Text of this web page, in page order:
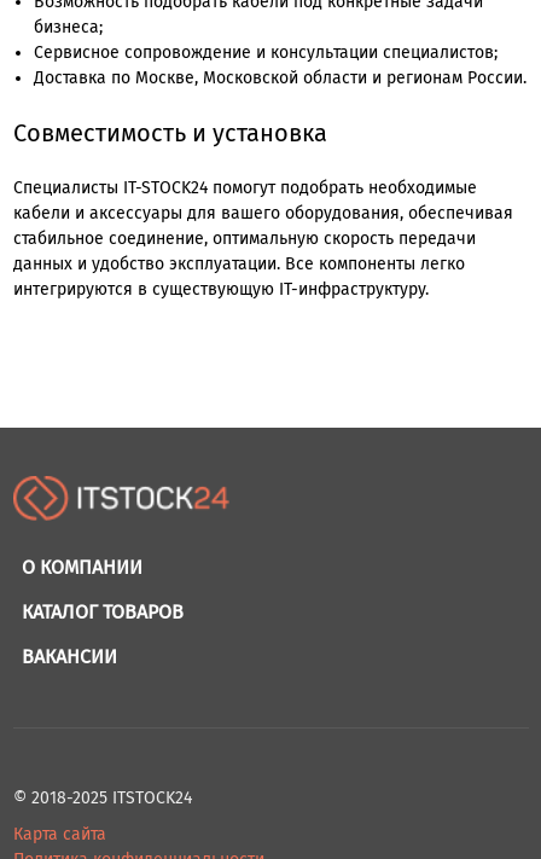
бизнеса;
Сервисное сопровождение и консультации специалистов;
Доставка по Москве, Московской области и регионам России.
Совместимость и установка
Специалисты IT-STOCK24 помогут подобрать необходимые
кабели и аксессуары для вашего оборудования, обеспечивая
стабильное соединение, оптимальную скорость передачи
данных и удобство эксплуатации. Все компоненты легко
интегрируются в существующую IT-инфраструктуру.
О КОМПАНИИ
КАТАЛОГ ТОВАРОВ
ВАКАНСИИ
© 2018-2025 ITSTOCK24
Карта сайта